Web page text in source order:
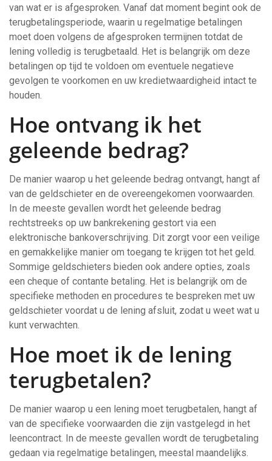
van wat er is afgesproken. Vanaf dat moment begint ook de
terugbetalingsperiode, waarin u regelmatige betalingen
moet doen volgens de afgesproken termijnen totdat de
lening volledig is terugbetaald. Het is belangrijk om deze
betalingen op tijd te voldoen om eventuele negatieve
gevolgen te voorkomen en uw kredietwaardigheid intact te
houden.
Hoe ontvang ik het
geleende bedrag?
De manier waarop u het geleende bedrag ontvangt, hangt af
van de geldschieter en de overeengekomen voorwaarden.
In de meeste gevallen wordt het geleende bedrag
rechtstreeks op uw bankrekening gestort via een
elektronische bankoverschrijving. Dit zorgt voor een veilige
en gemakkelijke manier om toegang te krijgen tot het geld.
Sommige geldschieters bieden ook andere opties, zoals
een cheque of contante betaling. Het is belangrijk om de
specifieke methoden en procedures te bespreken met uw
geldschieter voordat u de lening afsluit, zodat u weet wat u
kunt verwachten.
Hoe moet ik de lening
terugbetalen?
De manier waarop u een lening moet terugbetalen, hangt af
van de specifieke voorwaarden die zijn vastgelegd in het
leencontract. In de meeste gevallen wordt de terugbetaling
gedaan via regelmatige betalingen, meestal maandelijks.